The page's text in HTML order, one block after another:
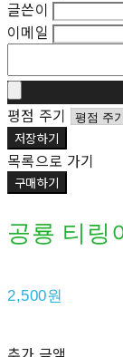
글쓴이
이메일
평점 주기
저장하기
목록으로 가기
구매하기
공룡 티링
2,500원